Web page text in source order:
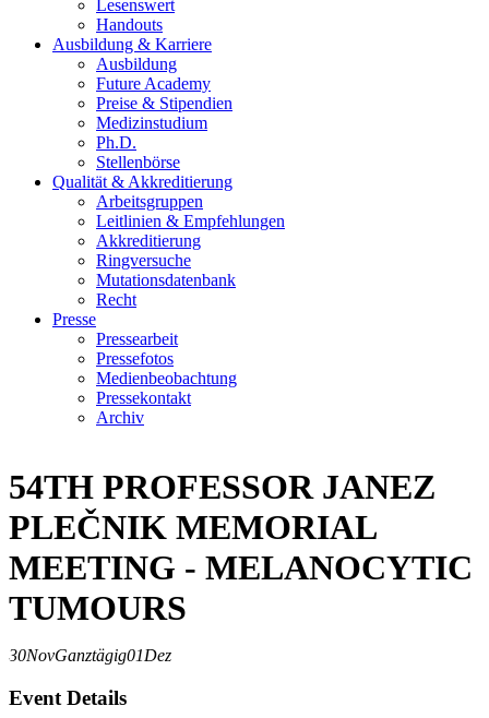
Lesenswert
Handouts
Ausbildung & Karriere
Ausbildung
Future Academy
Preise & Stipendien
Medizinstudium
Ph.D.
Stellenbörse
Qualität & Akkreditierung
Arbeitsgruppen
Leitlinien & Empfehlungen
Akkreditierung
Ringversuche
Mutationsdatenbank
Recht
Presse
Pressearbeit
Pressefotos
Medienbeobachtung
Pressekontakt
Archiv
54TH PROFESSOR JANEZ
PLEČNIK MEMORIAL
MEETING - MELANOCYTIC
TUMOURS
30NovGanztägig01Dez
Event Details